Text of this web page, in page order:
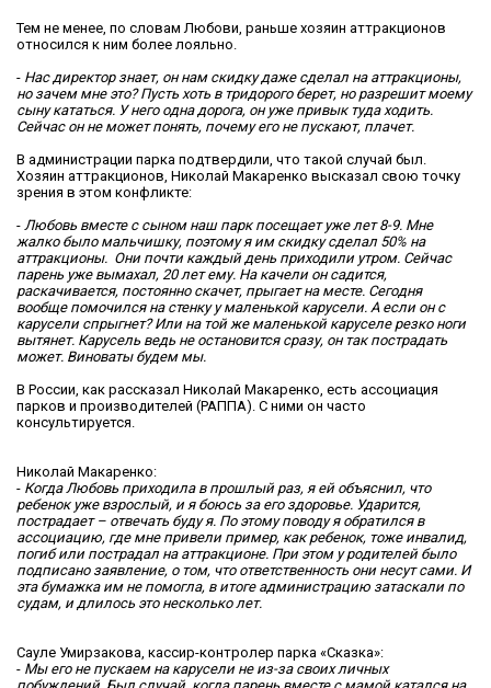
Тем не менее, по словам Любови, раньше хозяин аттракционов
относился к ним более лояльно.
- Нас директор знает, он нам скидку даже сделал на аттракционы,
но зачем мне это? Пусть хоть в тридорого берет, но разрешит моему
сыну кататься. У него одна дорога, он уже привык туда ходить.
Сейчас он не может понять, почему его не пускают, плачет.
В администрации парка подтвердили, что такой случай был.
Хозяин аттракционов, Николай Макаренко высказал свою точку
зрения в этом конфликте:
- Любовь вместе с сыном наш парк посещает уже лет 8-9. Мне
жалко было мальчишку, поэтому я им скидку сделал 50% на
аттракционы. Они почти каждый день приходили утром. Сейчас
парень уже вымахал, 20 лет ему. На качели он садится,
раскачивается, постоянно скачет, прыгает на месте. Сегодня
вообще помочился на стенку у маленькой карусели. А если он с
карусели спрыгнет? Или на той же маленькой каруселе резко ноги
вытянет. Карусель ведь не остановится сразу, он так пострадать
может. Виноваты будем мы.
В России, как рассказал Николай Макаренко, есть ассоциация
парков и производителей (РАППА). С ними он часто
консультируется.
Николай Макаренко:
- Когда Любовь приходила в прошлый раз, я ей объяснил, что
ребенок уже взрослый, и я боюсь за его здоровье. Ударится,
пострадает – отвечать буду я. По этому поводу я обратился в
ассоциацию, где мне привели пример, как ребенок, тоже инвалид,
погиб или пострадал на аттракционе. При этом у родителей было
подписано заявление, о том, что ответственность они несут сами. И
эта бумажка им не помогла, в итоге администрацию затаскали по
судам, и длилось это несколько лет.
Сауле Умирзакова, кассир-контролер парка «Сказка»:
- Мы его не пускаем на карусели не из-за своих личных